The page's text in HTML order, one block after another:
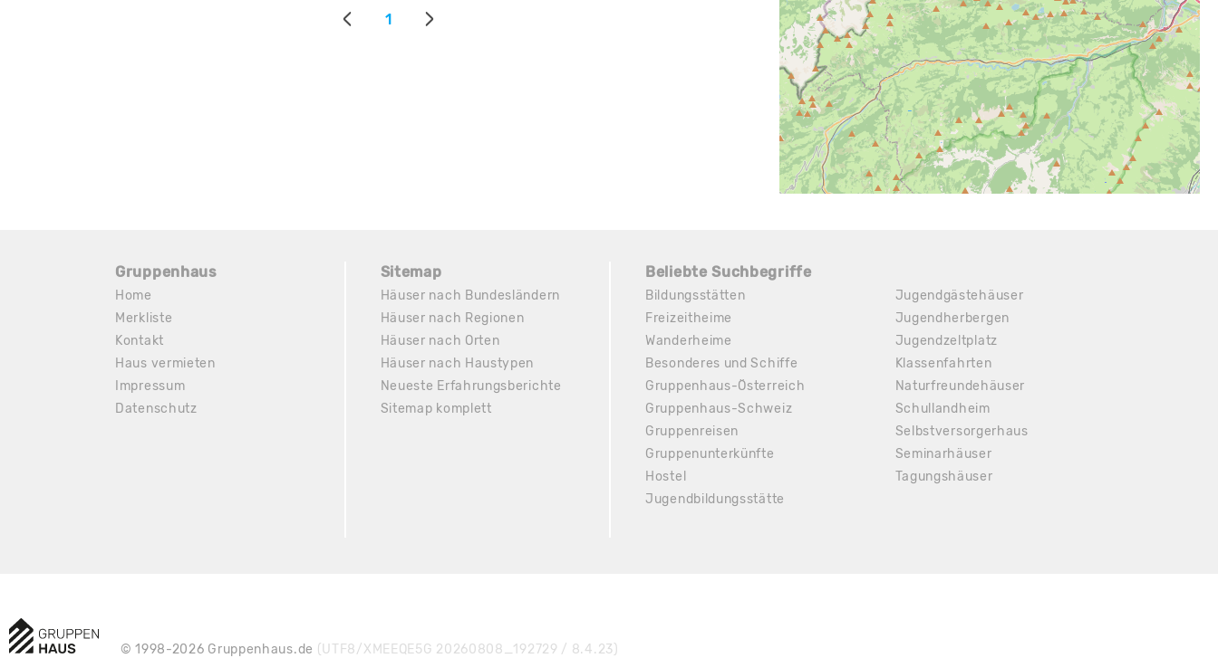
1
Gruppenhaus
Home
Merkliste
Kontakt
Haus vermieten
Impressum
Datenschutz
Sitemap
Häuser nach Bundesländern
Häuser nach Regionen
Häuser nach Orten
Häuser nach Haustypen
Neueste Erfahrungsberichte
Sitemap komplett
Beliebte Suchbegriffe
Bildungsstätten
Freizeitheime
Wanderheime
Besonderes und Schiffe
Gruppenhaus-Österreich
Gruppenhaus-Schweiz
Gruppenreisen
Gruppenunterkünfte
Hostel
Jugendbildungsstätte
Jugendgästehäuser
Jugendherbergen
Jugendzeltplatz
Klassenfahrten
Naturfreundehäuser
Schullandheim
Selbstversorgerhaus
Seminarhäuser
Tagungshäuser
© 1998-2026 Gruppenhaus.de (UTF8/XMEEQE5G 20260808_192729 / 8.4.23)